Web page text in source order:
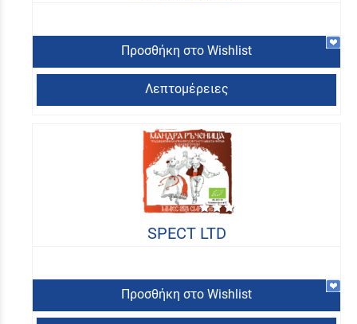
Προσθήκη στο Wishlist
Λεπτομέρειες
SPECT LTD
Προσθήκη στο Wishlist